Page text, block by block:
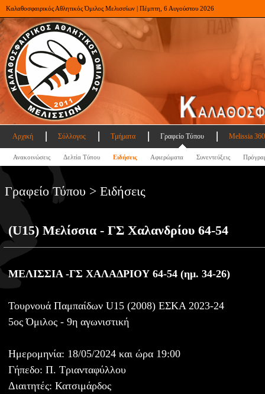
Καλαθοσφαιρικός Αθλητικός Όμιλος Μελισσίων | Πέμπτη, 6 Αυγούστου 2026
Αρχική Σύλλογος Τμήματα Γραφείο Τύπου Melissia
Ανακοινώσεις Δελτία Τύπου Ειδήσεις Αφιερώματα Συνεντεύξεις
Γραφείο Τύπου > Ειδήσεις
(U15) Μελίσσια - ΓΣ Χαλανδρίου 64-54
ΜΕΛΙΣΣΙΑ -ΓΣ ΧΑΛΑΔΡΙΟΥ 64-54 (ημ. 34-26)
Τουρνουά Παμπαίδων U15 (2008) ΕΣΚΑ 2023-24
5ος Όμιλος - 9η αγωνιστική
Ημερομηνία: 18/05/2024 και ώρα 19:00
Γήπεδο: Π. Τριανταφύλλου
Διαιτητές: Κατσιμάρδος